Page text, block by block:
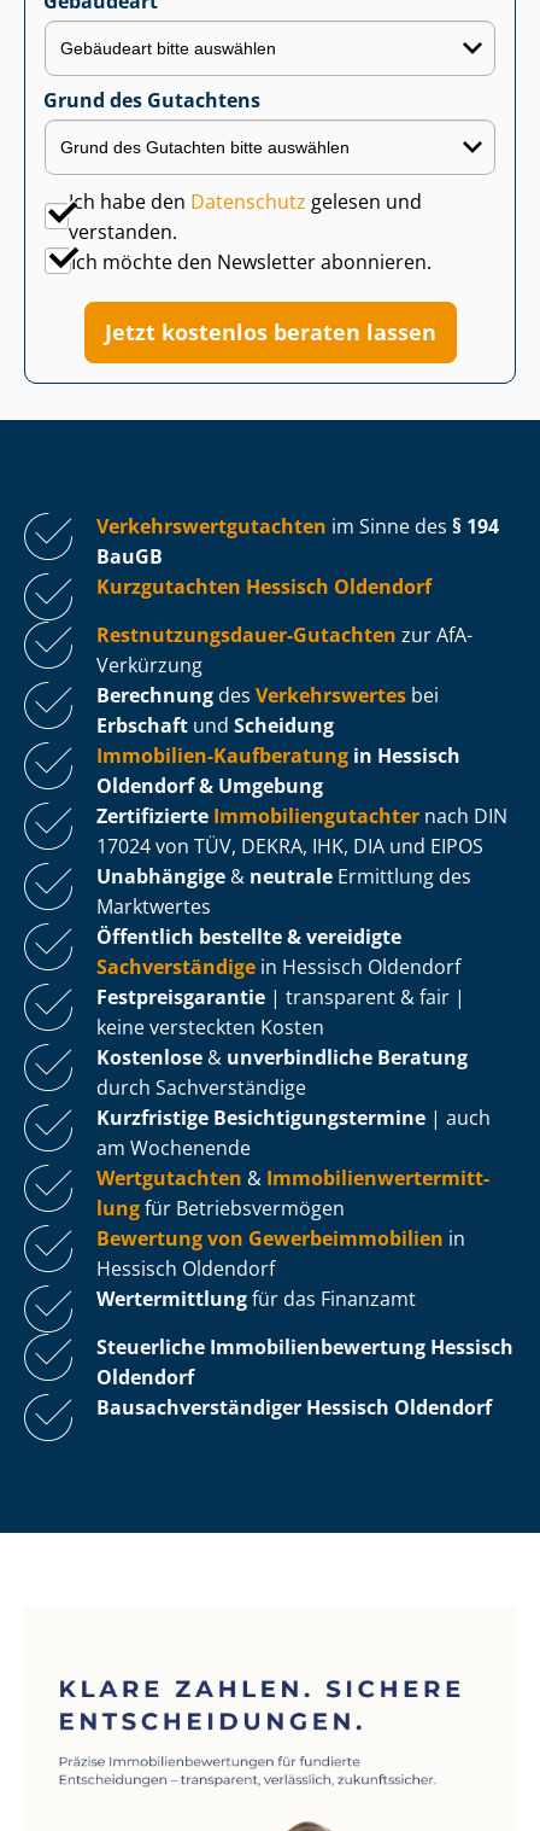
Grund des Gutachtens
Ich habe den Datenschutz gelesen und
verstanden.
Ich möchte den Newsletter abonnieren.
Jetzt kostenlos beraten lassen
Ver­kehrs­wert­gut­ach­ten im Sinne des § 194
BauGB
Kurzgutachten Hessisch Oldendorf
Rest­nut­zungs­dau­er-Gutachten zur AfA-
Verkürzung
Berechnung des Verkehrswertes bei
Erbschaft und Scheidung
Immobilien-Kaufberatung in Hessisch
Oldendorf & Umgebung
Zertifizierte Im­mo­bi­li­en­gut­ach­ter nach DIN
17024 von TÜV, DEKRA, IHK, DIA und EIPOS
Unabhängige & neutrale Ermittlung des
Marktwertes
Öffentlich bestellte & vereidigte
Sachverständige in Hessisch Oldendorf
Fest­preis­ga­ran­tie | transparent & fair |
keine versteckten Kosten
Kostenlose & unverbindliche Beratung
durch Sachverständige
Kurzfristige Be­sich­ti­gungs­ter­mi­ne | auch
am Wochenende
Wertgutachten & Im­mo­bi­li­en­wert­ermitt­
lungfür Be­triebs­ver­mö­gen
Bewertung von Ge­wer­be­im­mo­bi­li­en in
Hessisch Oldendorf
Wertermittlungfür das Finanzamt
Steuerliche Im­mo­bi­li­en­be­wer­tung Hessisch
Oldendorf
Bau­sach­ver­stän­di­ger Hessisch Oldendorf